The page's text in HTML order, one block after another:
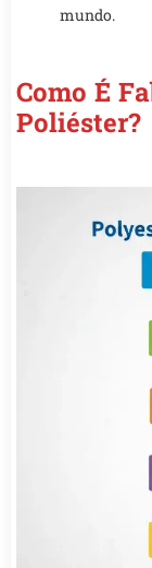
mundo.
Como É
Poliéster?